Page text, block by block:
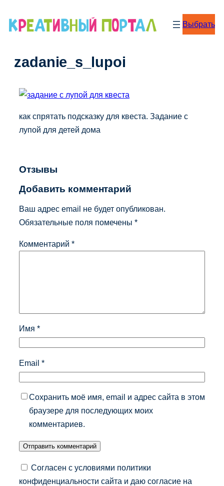
Выбрать
zadanie_s_lupoi
как спрятать подсказку для квеста. Задание с
лупой для детей дома
Отзывы
Добавить комментарий
Ваш адрес email не будет опубликован.
Обязательные поля помечены *
Комментарий *
Имя *
Email *
Сохранить моё имя, email и адрес сайта в этом
браузере для последующих моих
комментариев.
Согласен с условиями политики
конфиденциальности сайта и даю согласие на